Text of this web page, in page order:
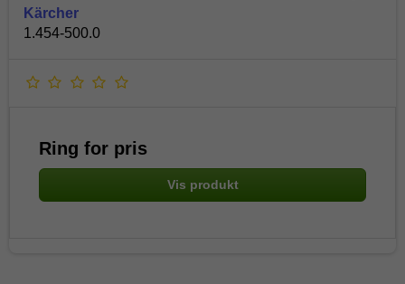
Kärcher
1.454-500.0
Ring for pris
Vis produkt